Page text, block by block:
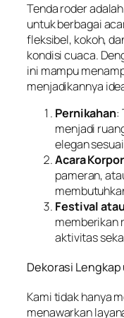
Tenda roder
untuk berbagai
fleksibel, kokoh,
kondisi cuaca.
ini mampu
menjadikannya
Pernikahan:
menjadi
elegan
Acara
pameran,
Festival
memberikan
aktivitas
Dekorasi
Kami tidak hanya
menawarkan